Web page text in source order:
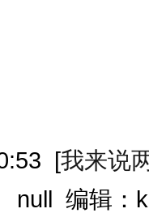
[我来说
null 编辑